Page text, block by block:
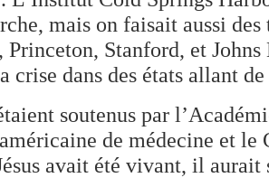
mais on faisait aussi
Stanford, et
crise dans des états allant
soutenus par
de médecine et
avait été vivant, il